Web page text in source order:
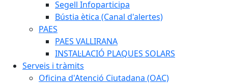
Segell Infoparticipa
Bústia ètica (Canal d'alertes)
PAES
PAES VALLIRANA
INSTAL·LACIÓ PLAQUES SOLARS
Serveis i tràmits
Oficina d'Atenció Ciutadana (OAC)